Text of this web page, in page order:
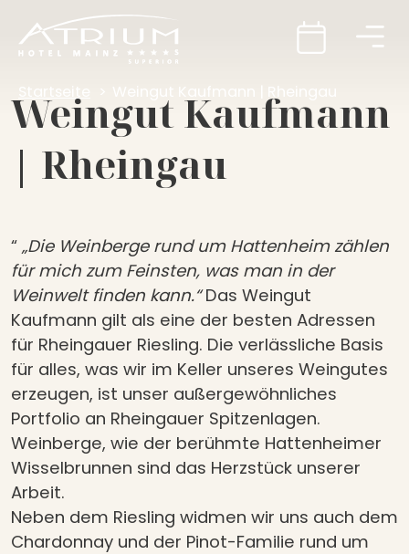
Startseite Weingut Kaufmann | Rheingau
Weingut Kaufmann
| Rheingau
“ „Die Weinberge rund um Hattenheim zählen
für mich zum Feinsten, was man in der
Weinwelt finden kann.“Das Weingut
Kaufmann gilt als eine der besten Adressen
für Rheingauer Riesling. Die verlässliche Basis
für alles, was wir im Keller unseres Weingutes
erzeugen, ist unser außergewöhnliches
Portfolio an Rheingauer Spitzenlagen.
Weinberge, wie der berühmte Hattenheimer
Wisselbrunnen sind das Herzstück unserer
Arbeit.
Neben dem Riesling widmen wir uns auch dem
Chardonnay und der Pinot-Familie rund um